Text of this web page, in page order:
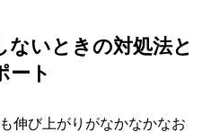
ないときの対処法と
ート
伸び上がりがなかなかなお